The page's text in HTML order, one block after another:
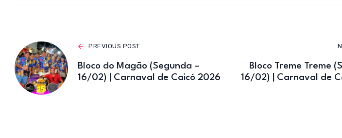
PREVIOUS POST
Bloco do Magão (Segunda –
16/02) | Carnaval de Caicó 2026
Bloco Treme Treme
16/02) | Carnaval de